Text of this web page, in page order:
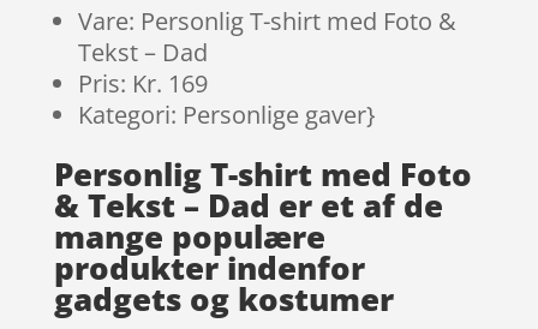
Vare: Personlig T-shirt med Foto &
Tekst – Dad
Pris: Kr. 169
Kategori: Personlige gaver}
Personlig T-shirt med Foto
& Tekst – Dad er et af de
mange populære
produkter indenfor
gadgets og kostumer